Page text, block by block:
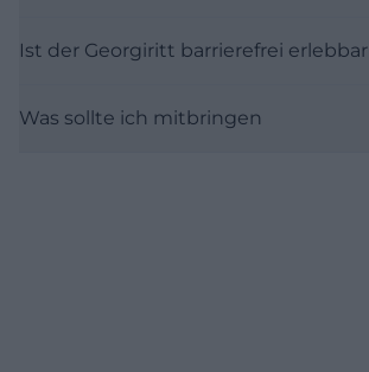
Ist der Georgiritt barrierefrei erlebbar
Was sollte ich mitbringen